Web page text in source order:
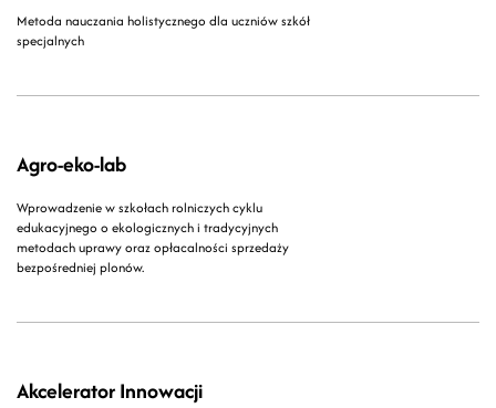
Metoda nauczania holistycznego dla uczniów szkół
specjalnych
Agro-eko-lab
Wprowadzenie w szkołach rolniczych cyklu
edukacyjnego o ekologicznych i tradycyjnych
metodach uprawy oraz opłacalności sprzedaży
bezpośredniej plonów.
Akcelerator Innowacji